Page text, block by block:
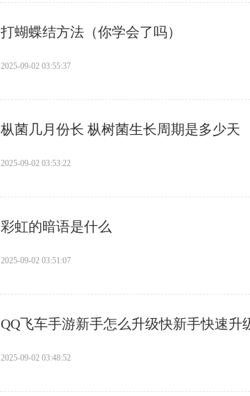
​打蝴蝶结方法（你学会了吗）
2025-09-02 03:55:37
​枞菌几月份长 枞树菌生长周期是多少天
2025-09-02 03:53:22
​彩虹的暗语是什么
2025-09-02 03:51:07
​QQ飞车手游新手怎么升级快新手快速升
2025-09-02 03:48:52